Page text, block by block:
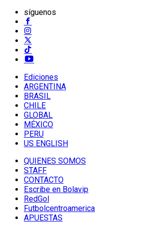
síguenos
Ediciones
ARGENTINA
BRASIL
CHILE
GLOBAL
MÉXICO
PERU
US ENGLISH
QUIENES SOMOS
STAFF
CONTACTO
Escribe en Bolavip
RedGol
Futbolcentroamerica
APUESTAS